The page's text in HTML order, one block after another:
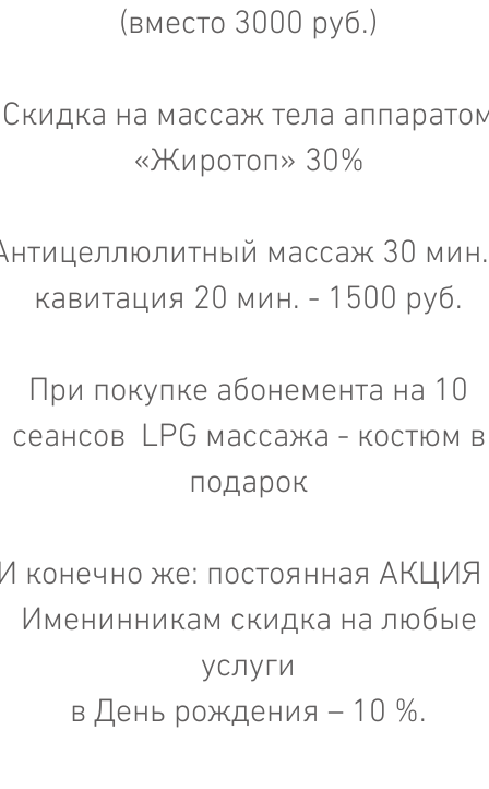
(вместо 3000 руб.)
Скидка на массаж тела
«Жиротоп» 30%
массаж 30
кавитация 20 мин. - 1500 руб.
При покупке абонемента на 10
сеансов LPG массажа - костюм в
подарок​
конечно же: постоянная
Именинникам скидка на любые
услуги
в День рождения – 10 %.